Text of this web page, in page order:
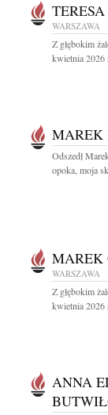
WARSZAWA
Z głębokim
kwietnia 2026
MAREK
Odszedł
opoka, moja
MAREK
WARSZAWA
Z głębokim
kwietnia 2026
ANNA